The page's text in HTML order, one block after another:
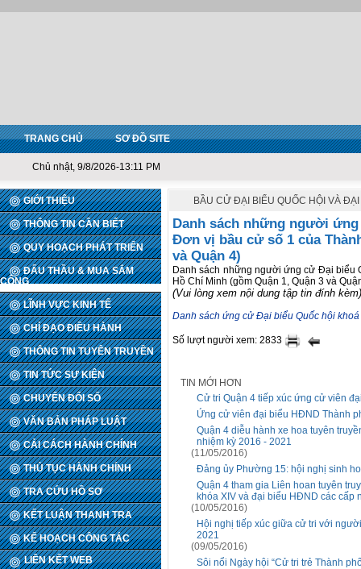
TRANG CHỦ SƠ ĐỒ SITE
Chủ nhật, 9/8/2026-13:11 PM
GIỚI THIỆU
THÔNG TIN CẦN BIẾT
QUY HOẠCH PHÁT TRIỂN
ĐẤU THẦU & MUA SẮM
CÔNG
LĨNH VỰC KINH TẾ
CHỈ ĐẠO ĐIỀU HÀNH
THÔNG TIN TUYÊN TRUYỀN
TIN TỨC SỰ KIỆN
CHUYỂN ĐỔI SỐ
VĂN BẢN PHÁP LUẬT
CẢI CÁCH HÀNH CHÍNH
THỦ TỤC HÀNH CHÍNH
TRA CỨU HỒ SƠ
KẾT LUẬN THANH TRA
KẾ HOẠCH CÔNG TÁC
LIÊN KẾT WEB
BẦU CỬ ĐẠI BIỂU QUỐC HỘI VÀ
Danh sách những người
Đơn vị bầu cử số 1 của
và Quận 4)
Danh sách những người ứng cử Đại biểu
Hồ Chí Minh (gồm Quận 1, Quận 3 và
(Vui lòng xem nội dung tập tin đính
Danh sách ứng cử Đại biểu Quốc hội
Số lượt người xem: 2833
TIN MỚI HƠN
Cử tri Quận 4 tiếp xúc ứng cử viên
Ứng cử viên đại biểu HĐND Thành
Quận 4 diễu hành xe hoa tuyên
nhiệm kỳ 2016 - 2021
(11/05/2016)
Đảng ủy Phường 15: hội nghị sinh
Quận 4 tham gia Liên hoan tuyên
khóa XIV và đại biểu HĐND các cấp
(10/05/2016)
Hội nghị tiếp xúc giữa cử tri với
2021
(09/05/2016)
Sôi nổi Ngày hội “Cử tri trẻ Thành